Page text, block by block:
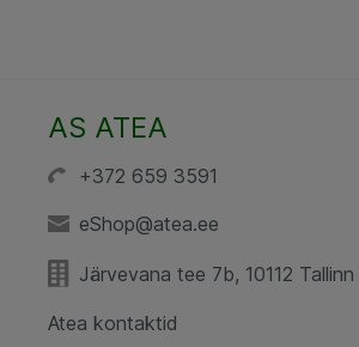
AS ATEA
+372 659 3591
eShop@atea.ee
Järvevana tee 7b, 10112 Tallinn
Atea kontaktid